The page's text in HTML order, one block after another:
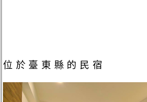
位於臺東縣的民宿